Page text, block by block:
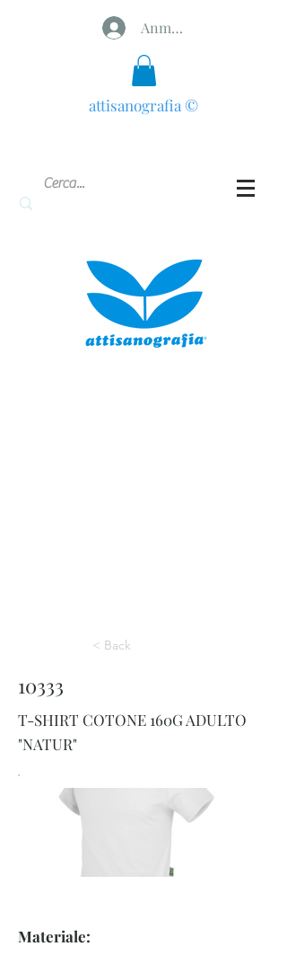
Anmelden
attisanografia ©
< Back
10333
T-SHIRT COTONE 160G ADULTO
"NATUR"
Materiale: